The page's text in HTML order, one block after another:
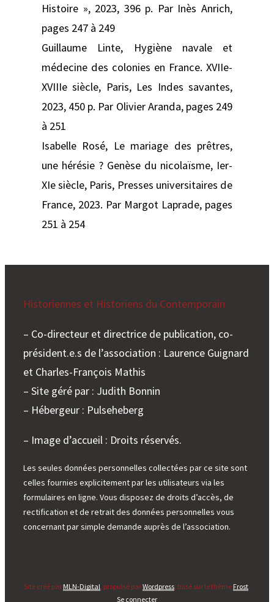
Histoire », 2023, 396 p. Par Inès Anrich,
pages 247 à 249
Guillaume Linte, Hygiène navale et
médecine des colonies en France. XVIIe-
XVIIIe siècle, Paris, Les Indes savantes,
2023, 450 p. Par Olivier Aranda, pages 249
à 251
Isabelle Rosé, Le mariage des prêtres,
une hérésie ? Genèse du nicolaïsme, Ier-
XIe siècle, Paris, Presses universitaires de
France, 2023. Par Margot Laprade, pages
251 à 254
Historiennes et Historiens du Contemporain
– Co-directeur et directrice de publication, co-
président.e.s de l’association : Laurence Guignard
et Charles-François Mathis
– Site géré par : Judith Bonnin
– Hébergeur : Pulseheberg
– Image d’accueil : Droits réservés.
Les seules données personnelles collectées par ce site sont
celles fournies explicitement par les utilisateurs via les
formulaires en ligne. Vous disposez de droits d’accès, de
rectification et de retrait des données personnelles vous
concernant par simple demande auprès de l’association.
Site créé par MLN-Digital , propulsé parWordpress , basé sur le thème Frost.
Se connecter